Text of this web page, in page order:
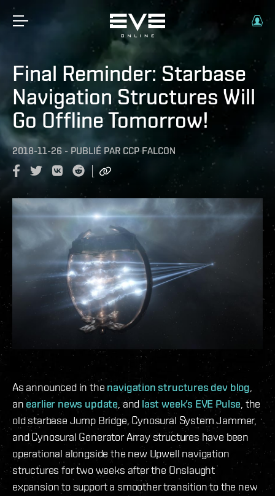
Final Reminder: Starbase
Navigation Structures Will
Go Offline Tomorrow!
2018-11-26 - PUBLIÉ PAR CCP FALCON
As announced in the navigation structures dev blog,
an earlier news update, and last week’s EVE Pulse, the
old starbase Jump Bridge, Cynosural System Jammer,
and Cynosural Generator Array structures have been
operational alongside the new Upwell navigation
structures for two weeks after the Onslaught
expansion to support a smoother transition to the new